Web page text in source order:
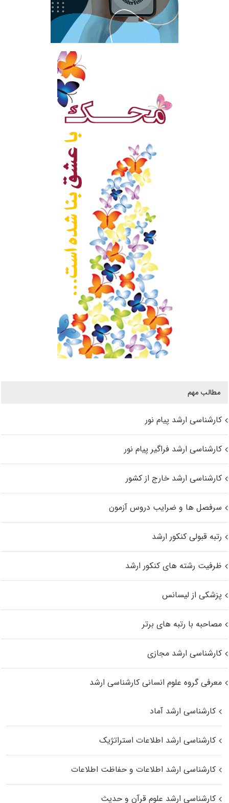
مطالب مهم
کارشناسی ارشد پیام نور
کارشناسی ارشد فراگیر پیام نور
کارشناسی ارشد خارج از کشور
سرفصل ها و ضرایب دروس آزمون
رتبه قبولی کنکور ارشد
ظرفیت رشته های کنکور ارشد
پزشکی از لیسانس
مصاحبه با رتبه های برتر
کارشناسی ارشد مجازی
معرفی گروه علوم انسانی کارشناسی ارشد
کارشناسی ارشد آماد
کارشناسی ارشد اطلاعات استراتژیک
کارشناسی ارشد اطلاعات و حفاظت اطلاعات
کارشناسی ارشد علوم قرآن و حدیث